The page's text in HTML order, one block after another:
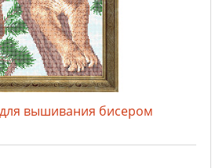
вышивания бисером